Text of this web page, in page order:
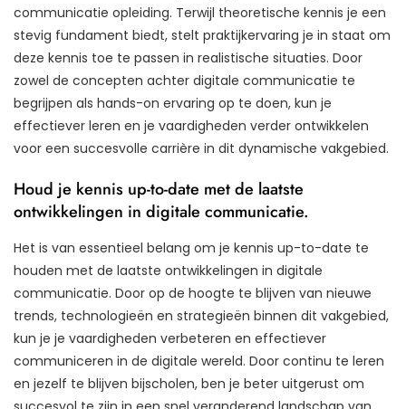
communicatie opleiding. Terwijl theoretische kennis je een
stevig fundament biedt, stelt praktijkervaring je in staat om
deze kennis toe te passen in realistische situaties. Door
zowel de concepten achter digitale communicatie te
begrijpen als hands-on ervaring op te doen, kun je
effectiever leren en je vaardigheden verder ontwikkelen
voor een succesvolle carrière in dit dynamische vakgebied.
Houd je kennis up-to-date met de laatste
ontwikkelingen in digitale communicatie.
Het is van essentieel belang om je kennis up-to-date te
houden met de laatste ontwikkelingen in digitale
communicatie. Door op de hoogte te blijven van nieuwe
trends, technologieën en strategieën binnen dit vakgebied,
kun je je vaardigheden verbeteren en effectiever
communiceren in de digitale wereld. Door continu te leren
en jezelf te blijven bijscholen, ben je beter uitgerust om